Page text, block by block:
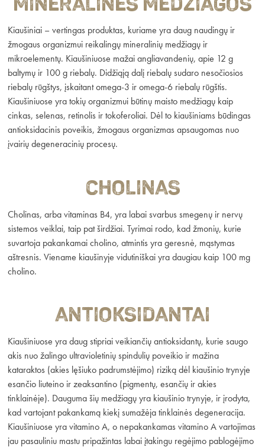
Kiaušiniai – vertingas produktas, kuriame yra daug naudingų ir
žmogaus organizmui reikalingų mineralinių medžiagų ir
mikroelementų. Kiaušiniuose mažai angliavandenių, apie 12 g
baltymų ir 100 g riebalų. Didžiąją dalį riebalų sudaro nesočiosios
riebalų rūgštys, įskaitant omega-3 ir omega-6 riebalų rūgštis.
Kiaušiniuose yra tokių organizmui būtinų maisto medžiagų kaip
cinkas, selenas, retinolis ir tokoferoliai. Dėl to kiaušiniams būdingas
antioksidacinis poveikis, žmogaus organizmas apsaugomas nuo
įvairių degeneracinių procesų.
Cholinas
Cholinas, arba vitaminas B4, yra labai svarbus smegenų ir nervų
sistemos veiklai, taip pat širdžiai. Tyrimai rodo, kad žmonių, kurie
suvartoja pakankamai cholino, atmintis yra geresnė, mąstymas
aštresnis. Viename kiaušinyje vidutiniškai yra daugiau kaip 100 mg
cholino.
Antioksidantai
Kiaušiniuose yra daug stipriai veikiančių antioksidantų, kurie saugo
akis nuo žalingo ultravioletinių spindulių poveikio ir mažina
kataraktos (akies lęšiuko padrumstėjimo) riziką dėl kiaušinio trynyje
esančio liuteino ir zeaksantino (pigmentų, esančių ir akies
tinklainėje). Dauguma šių medžiagų yra kiaušinio trynyje, ir įrodyta,
kad vartojant pakankamą kiekį sumažėja tinklainės degeneracija.
Kiaušiniuose yra vitamino A, o nepakankamas vitamino A vartojimas
jau pasauliniu mastu pripažintas labai įtakingu regėjimo pablogėjimo